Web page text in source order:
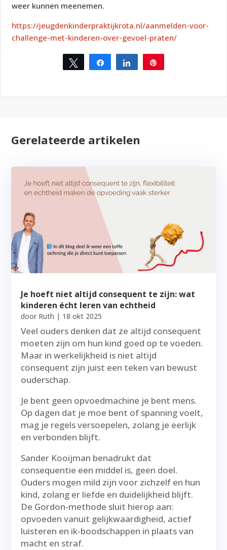
weer kunnen meenemen.
https://jeugdenkinderpraktijkrota.nl/aanmelden-voor-
challenge-met-kinderen-over-gevoel-praten/
Tweet Share Share
Gerelateerde artikelen
Je hoeft niet altijd consequent te zijn: wat
kinderen écht leren van echtheid
door Ruth | 18 okt 2025
Veel ouders denken dat ze altijd consequent
moeten zijn om hun kind goed op te voeden.
Maar in werkelijkheid is niet altijd
consequent zijn juist een teken van bewust
ouderschap.
Je bent geen opvoedmachine je bent mens.
Op dagen dat je moe bent of spanning voelt,
mag je regels versoepelen, zolang je eerlijk
en verbonden blijft.
Sander Kooijman benadrukt dat
consequentie een middel is, geen doel.
Ouders mogen mild zijn voor zichzelf en hun
kind, zolang er liefde en duidelijkheid blijft.
De Gordon-methode sluit hierop aan:
opvoeden vanuit gelijkwaardigheid, actief
luisteren en ik-boodschappen in plaats van
macht en straf.